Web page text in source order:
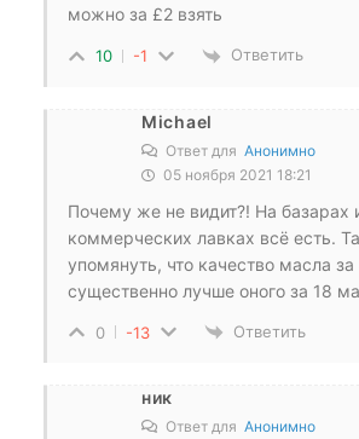
можно за £2 взять
10 -1 Ответить
Michael
Ответ для Анонимно
05 ноября 2021 18:21
Почему же не видит?! На базарах
коммерческих лавках всё есть.
упомянуть, что качество масла
существенно лучше оного за 18
0 -13 Ответить
ник
Ответ для Анонимно